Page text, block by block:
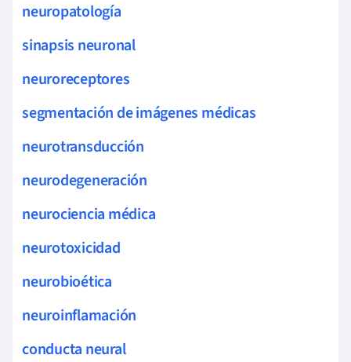
neuropatología
sinapsis neuronal
neuroreceptores
segmentación de imágenes médicas
neurotransducción
neurodegeneración
neurociencia médica
neurotoxicidad
neurobioética
neuroinflamación
conducta neural